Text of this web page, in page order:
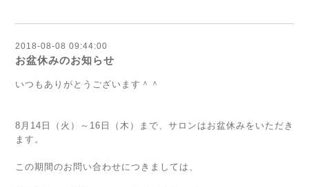
2018-08-08 09:44:00
お盆休みのお知らせ
いつもありがとうございます＾＾
8月14日（火）～16日（木）まで、サロンはお盆休みをいただき
ます。
この期間のお問い合わせにつきましては、